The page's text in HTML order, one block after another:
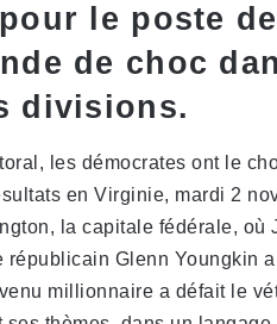
le poste
de choc
divisions.
les démocrates ont le
en Virginie, mardi 2
la capitale fédérale, où
Glenn Youngkin
millionnaire a défait le